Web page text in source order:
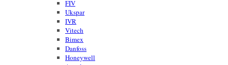
FIV
Ukspar
IVR
Vitech
Bimex
Danfoss
Honeywell